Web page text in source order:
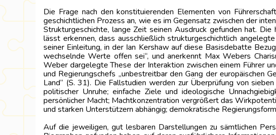
Die Frage nach den konstituierenden Elementen von
geschichtlichen Prozess an, wie es im Gegensatz zwischen der
Strukturgeschichte, lange Zeit seinen Ausdruck gefunden hat.
lässt erkennen, dass ausschließlich strukturgeschichtlich
seiner Einleitung, in der Ian Kershaw auf diese Basisdebatte
wechselnde Werte offen sei“, und anerkennt Max Webers
Weber dargelegte These der Interaktion zwischen einem Führer
und Regierungschefs „unbestreitbar den Gang der europäischen
Land“ (S. 31). Die Fallstudien werden zur Überprüfung von
politischer Unruhe; einfache Ziele und ideologische
persönlicher Macht; Machtkonzentration vergrößert das
und starken Unterstützern abhängig; demokratische
Auf die jeweiligen, gut lesbaren Darstellungen zu sämtlichen